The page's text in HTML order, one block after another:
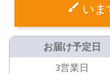
いま
お届け予定日
3営業日